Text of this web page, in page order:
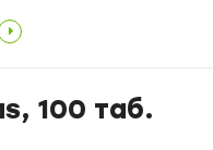
100 таб.